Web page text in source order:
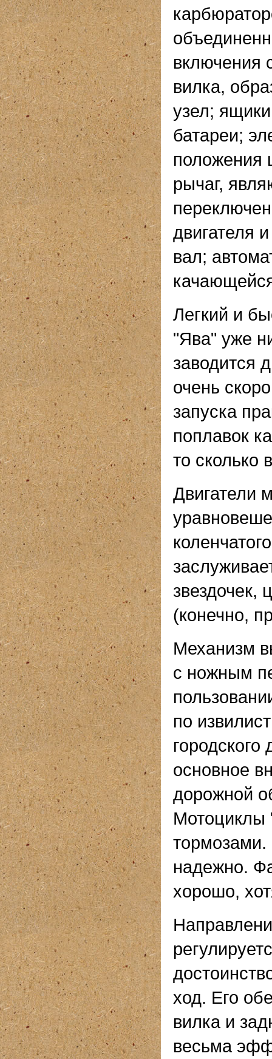
включения
вилка,
узел;
батареи;
положения
рычаг,
двигателя
вал;
Легкий и
"Ява" уже
заводится
очень
запуска
поплавок
то сколько
Двигатели
звездочек,
(конечно,
Механизм
с ножным
по
основное
дорожной
тормозами.
надежно.
хорошо,
ход. Его
вилка и
весьма